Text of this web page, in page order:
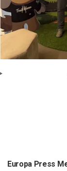
Europa Press